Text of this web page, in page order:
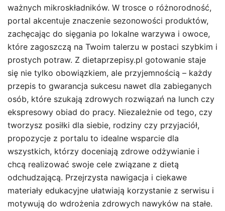
ważnych mikroskładników. W trosce o różnorodność,
portal akcentuje znaczenie sezonowości produktów,
zachęcając do sięgania po lokalne warzywa i owoce,
które zagoszczą na Twoim talerzu w postaci szybkim i
prostych potraw. Z dietaprzepisy.pl gotowanie staje
się nie tylko obowiązkiem, ale przyjemnością – każdy
przepis to gwarancja sukcesu nawet dla zabieganych
osób, które szukają zdrowych rozwiązań na lunch czy
ekspresowy obiad do pracy. Niezależnie od tego, czy
tworzysz posiłki dla siebie, rodziny czy przyjaciół,
propozycje z portalu to idealne wsparcie dla
wszystkich, którzy doceniają zdrowe odżywianie i
chcą realizować swoje cele związane z dietą
odchudzającą. Przejrzysta nawigacja i ciekawe
materiały edukacyjne ułatwiają korzystanie z serwisu i
motywują do wdrożenia zdrowych nawyków na stałe.